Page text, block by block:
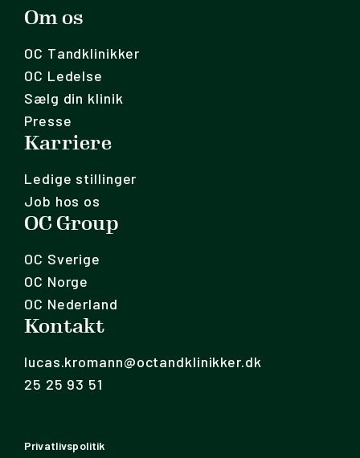
Om os
OC Tandklinikker
OC Ledelse
Sælg din klinik
Presse
Karriere
Ledige stillinger
Job hos os
OC Group
OC Sverige
OC Norge
OC Nederland
Kontakt
lucas.kromann@octandklinikker.dk
25 25 93 51
Privatlivspolitik